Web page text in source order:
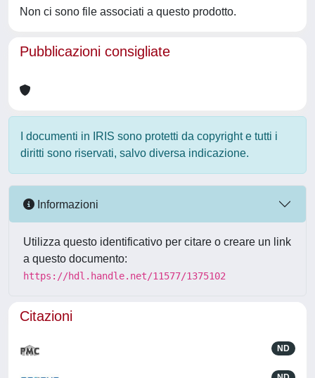
Non ci sono file associati a questo prodotto.
Pubblicazioni consigliate
I documenti in IRIS sono protetti da copyright e tutti i
diritti sono riservati, salvo diversa indicazione.
Informazioni
Utilizza questo identificativo per citare o creare un link
a questo documento:
https://hdl.handle.net/11577/1375102
Citazioni
ND